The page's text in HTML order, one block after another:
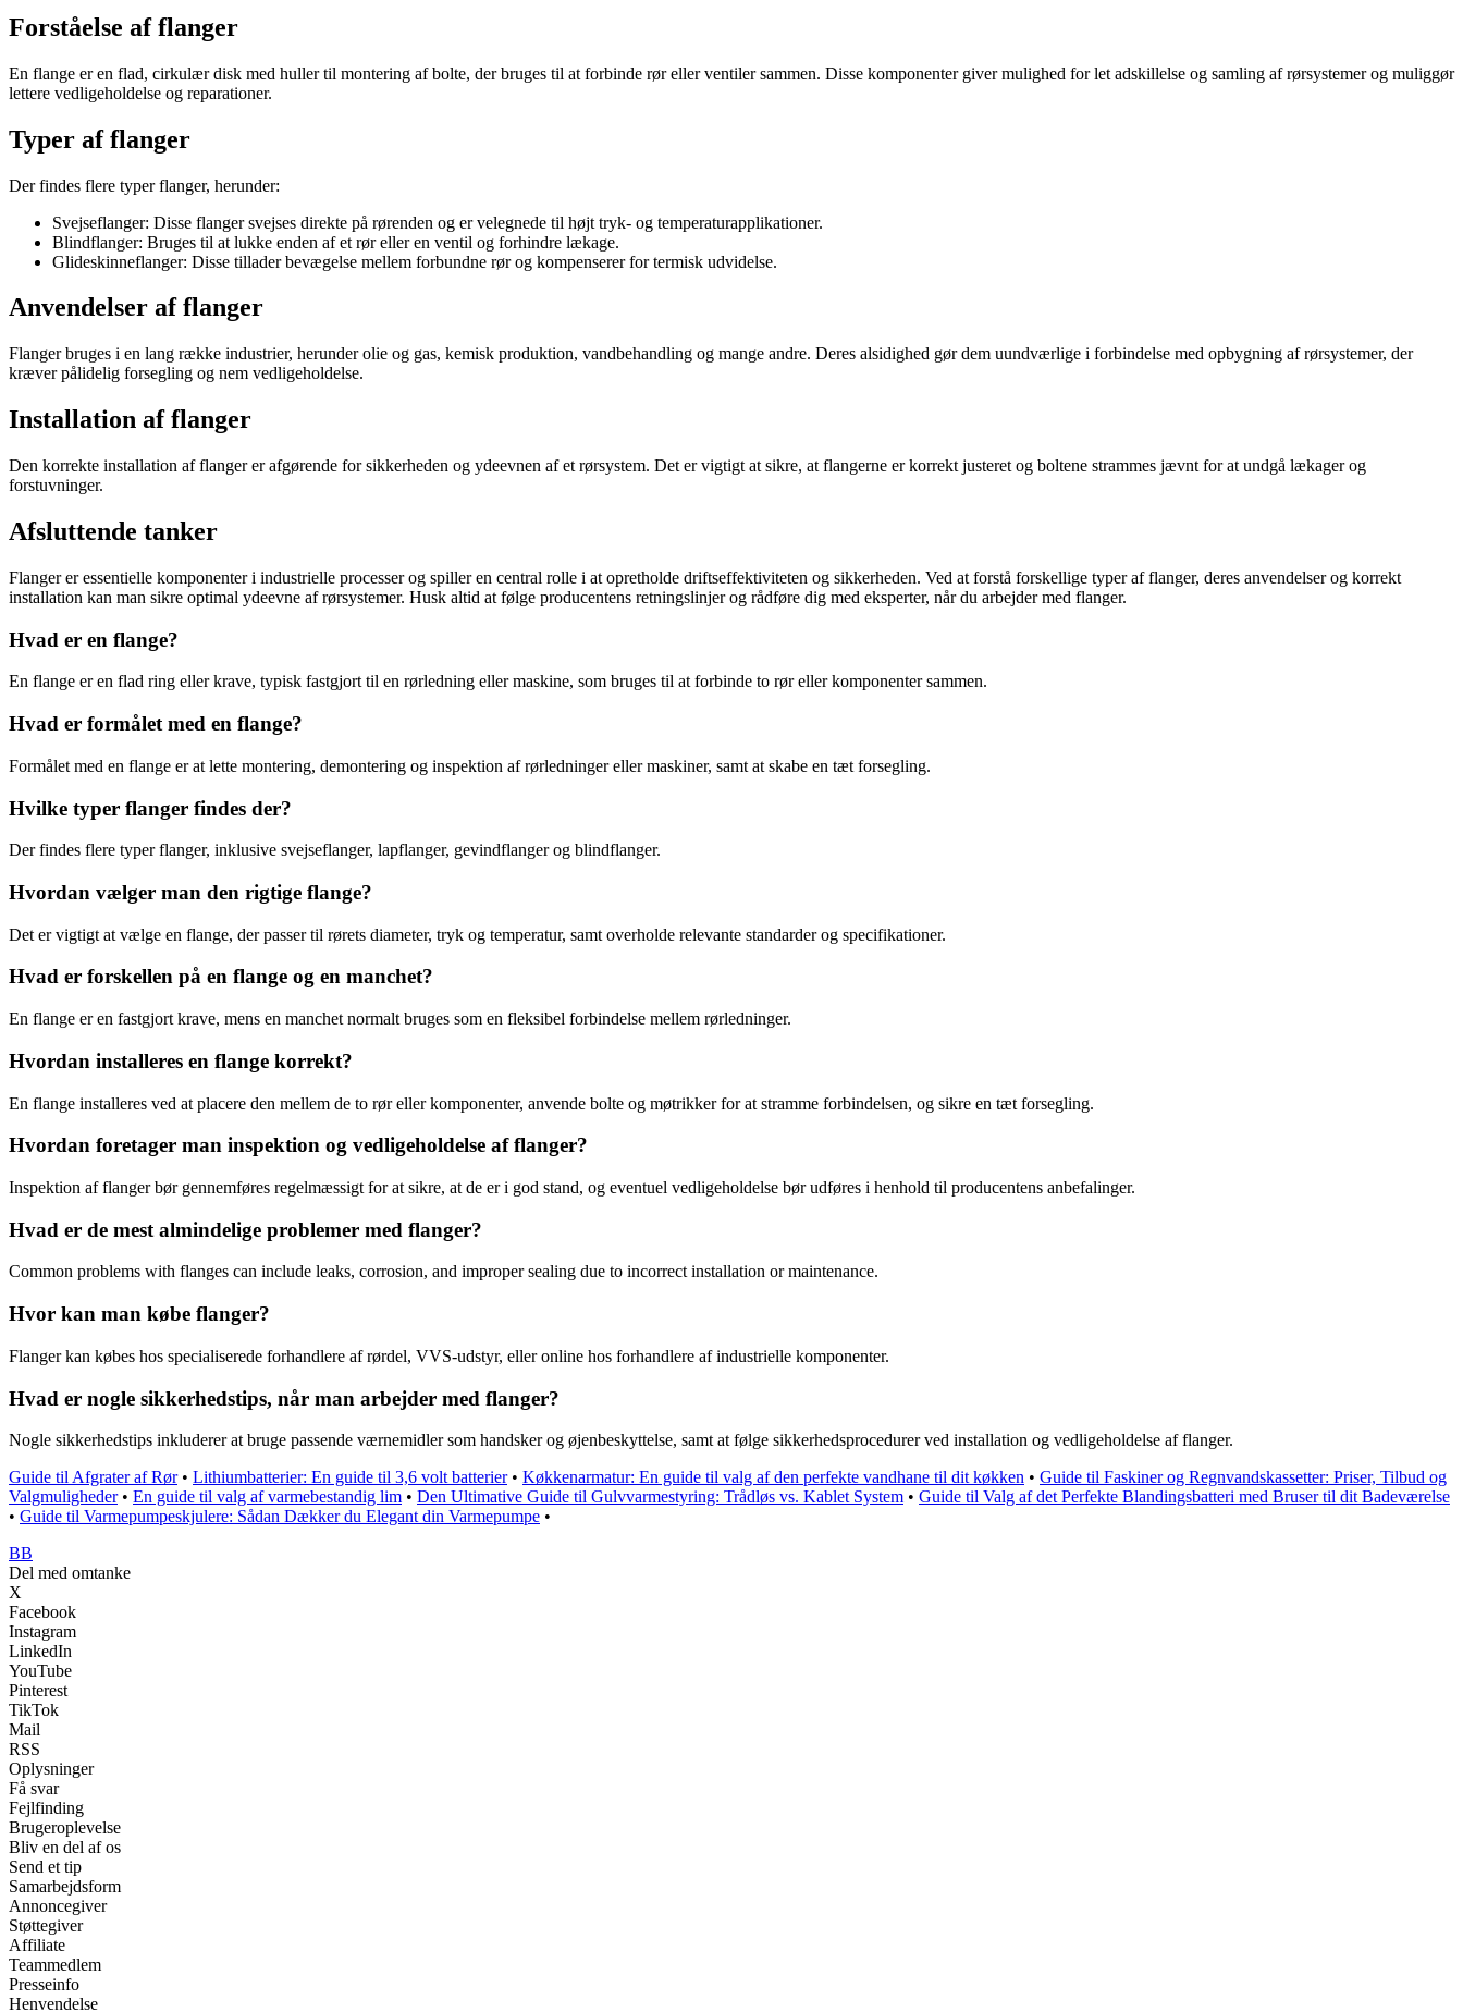
Forståelse af flanger
En flange er en flad, cirkulær disk med huller til montering af bolte, der bruges til at forbinde rør eller ventiler sammen. Disse komponenter giver mulighed for let adskillelse og samling af rørsystemer og muliggør
lettere vedligeholdelse og reparationer.
Typer af flanger
Der findes flere typer flanger, herunder:
Svejseflanger: Disse flanger svejses direkte på rørenden og er velegnede til højt tryk- og temperaturapplikationer.
Blindflanger: Bruges til at lukke enden af et rør eller en ventil og forhindre lækage.
Glideskinneflanger: Disse tillader bevægelse mellem forbundne rør og kompenserer for termisk udvidelse.
Anvendelser af flanger
Flanger bruges i en lang række industrier, herunder olie og gas, kemisk produktion, vandbehandling og mange andre. Deres alsidighed gør dem uundværlige i forbindelse med opbygning af rørsystemer, der
kræver pålidelig forsegling og nem vedligeholdelse.
Installation af flanger
Den korrekte installation af flanger er afgørende for sikkerheden og ydeevnen af et rørsystem. Det er vigtigt at sikre, at flangerne er korrekt justeret og boltene strammes jævnt for at undgå lækager og
forstuvninger.
Afsluttende tanker
Flanger er essentielle komponenter i industrielle processer og spiller en central rolle i at opretholde driftseffektiviteten og sikkerheden. Ved at forstå forskellige typer af flanger, deres anvendelser og korrekt
installation kan man sikre optimal ydeevne af rørsystemer. Husk altid at følge producentens retningslinjer og rådføre dig med eksperter, når du arbejder med flanger.
Hvad er en flange?
En flange er en flad ring eller krave, typisk fastgjort til en rørledning eller maskine, som bruges til at forbinde to rør eller komponenter sammen.
Hvad er formålet med en flange?
Formålet med en flange er at lette montering, demontering og inspektion af rørledninger eller maskiner, samt at skabe en tæt forsegling.
Hvilke typer flanger findes der?
Der findes flere typer flanger, inklusive svejseflanger, lapflanger, gevindflanger og blindflanger.
Hvordan vælger man den rigtige flange?
Det er vigtigt at vælge en flange, der passer til rørets diameter, tryk og temperatur, samt overholde relevante standarder og specifikationer.
Hvad er forskellen på en flange og en manchet?
En flange er en fastgjort krave, mens en manchet normalt bruges som en fleksibel forbindelse mellem rørledninger.
Hvordan installeres en flange korrekt?
En flange installeres ved at placere den mellem de to rør eller komponenter, anvende bolte og møtrikker for at stramme forbindelsen, og sikre en tæt forsegling.
Hvordan foretager man inspektion og vedligeholdelse af flanger?
Inspektion af flanger bør gennemføres regelmæssigt for at sikre, at de er i god stand, og eventuel vedligeholdelse bør udføres i henhold til producentens anbefalinger.
Hvad er de mest almindelige problemer med flanger?
Common problems with flanges can include leaks, corrosion, and improper sealing due to incorrect installation or maintenance.
Hvor kan man købe flanger?
Flanger kan købes hos specialiserede forhandlere af rørdel, VVS-udstyr, eller online hos forhandlere af industrielle komponenter.
Hvad er nogle sikkerhedstips, når man arbejder med flanger?
Nogle sikkerhedstips inkluderer at bruge passende værnemidler som handsker og øjenbeskyttelse, samt at følge sikkerhedsprocedurer ved installation og vedligeholdelse af flanger.
Guide til Afgrater af Rør• Lithiumbatterier: En guide til 3,6 volt batterier• Køkkenarmatur: En guide til valg af den perfekte vandhane til dit køkken • Guide til Faskiner og Regnvandskassetter: Priser, Tilbud og
Valgmuligheder• En guide til valg af varmebestandig lim • Den Ultimative Guide til Gulvvarmestyring: Trådløs vs. Kablet System • Guide til Valg af det Perfekte Blandingsbatteri med Bruser til dit Badeværelse
• Guide til Varmepumpeskjulere: Sådan Dækker du Elegant din Varmepumpe •
BB
Del med omtanke
X
Facebook
Instagram
LinkedIn
YouTube
Pinterest
TikTok
Mail
RSS
Oplysninger
Få svar
Fejlfinding
Brugeroplevelse
Bliv en del af os
Send et tip
Samarbejdsform
Annoncegiver
Støttegiver
Affiliate
Teammedlem
Presseinfo
Henvendelse